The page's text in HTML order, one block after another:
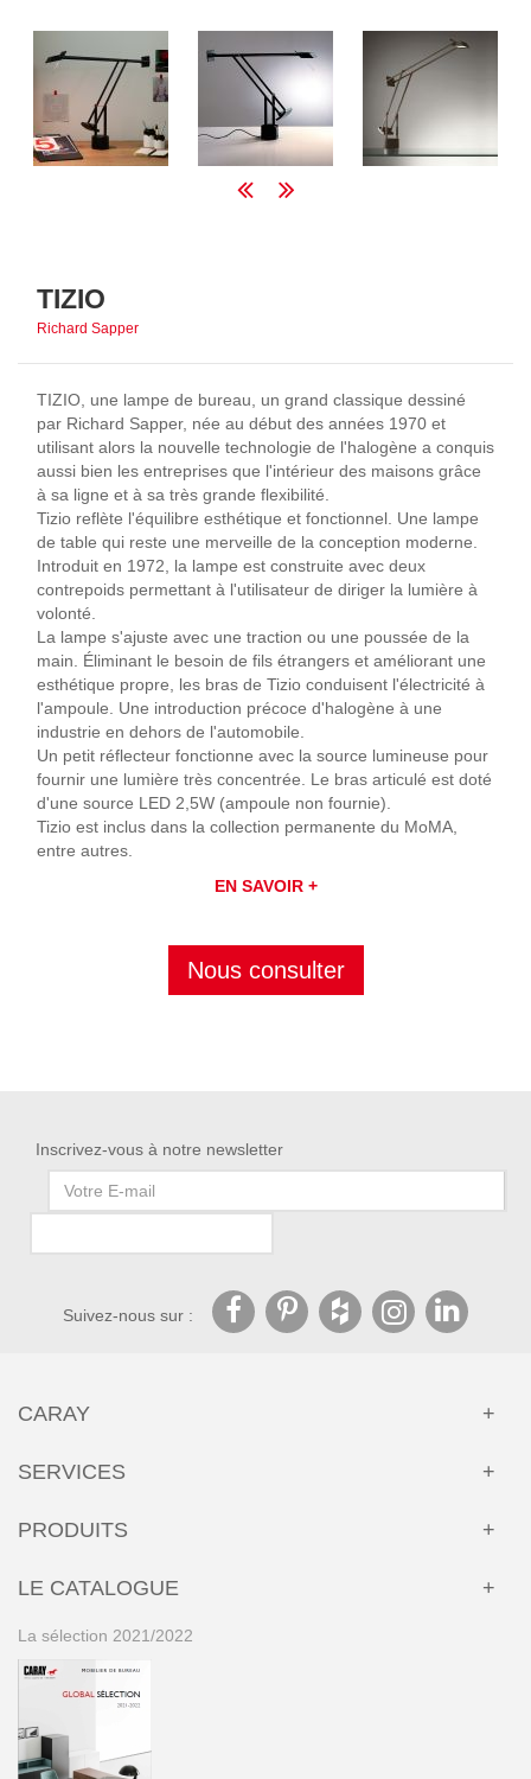
TIZIO
Richard Sapper
TIZIO, une lampe de bureau, un grand classique dessiné
par Richard Sapper, née au début des années 1970 et
utilisant alors la nouvelle technologie de l'halogène a conquis
aussi bien les entreprises que l'intérieur des maisons grâce
à sa ligne et à sa très grande flexibilité.
Tizio reflète l'équilibre esthétique et fonctionnel. Une lampe
de table qui reste une merveille de la conception moderne.
Introduit en 1972, la lampe est construite avec deux
contrepoids permettant à l'utilisateur de diriger la lumière à
volonté.
La lampe s'ajuste avec une traction ou une poussée de la
main. Éliminant le besoin de fils étrangers et améliorant une
esthétique propre, les bras de Tizio conduisent l'électricité à
l'ampoule. Une introduction précoce d'halogène à une
industrie en dehors de l'automobile.
Un petit réflecteur fonctionne avec la source lumineuse pour
fournir une lumière très concentrée. Le bras articulé est doté
d'une source LED 2,5W (ampoule non fournie).
Tizio est inclus dans la collection permanente du MoMA,
entre autres.
EN SAVOIR +
Nous consulter
Inscrivez-vous à notre newsletter
Suivez-nous sur :
CARAY
SERVICES
PRODUITS
LE CATALOGUE
La sélection 2021/2022